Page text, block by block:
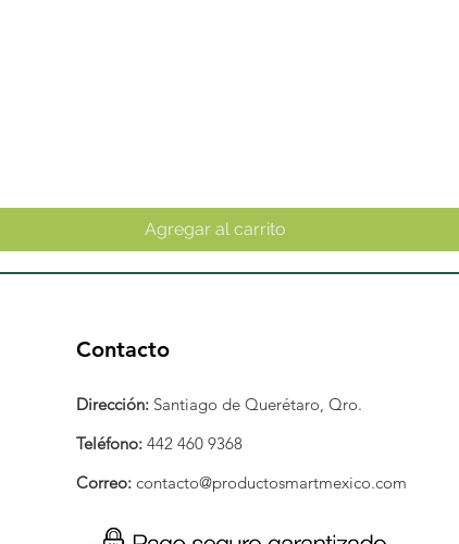
Agregar al carrito
Contacto
Dirección: Santiago de Querétaro, Qro.
Teléfono: 442 460 9368
Correo: contacto@productosmartmexico.com